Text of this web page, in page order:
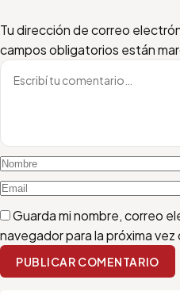
Tu dirección de correo
campos obligatorios están
Escribí tu comentario
Nombre
Email
Guarda mi nombre, correo
navegador para la próxima
PUBLICAR COMENTARIO